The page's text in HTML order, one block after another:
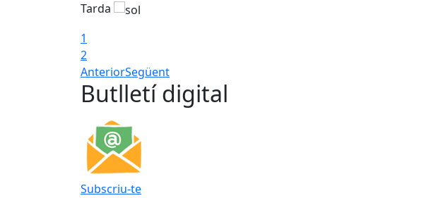
Tarda
1
2
AnteriorSegüent
Butlletí digital
Subscriu-te